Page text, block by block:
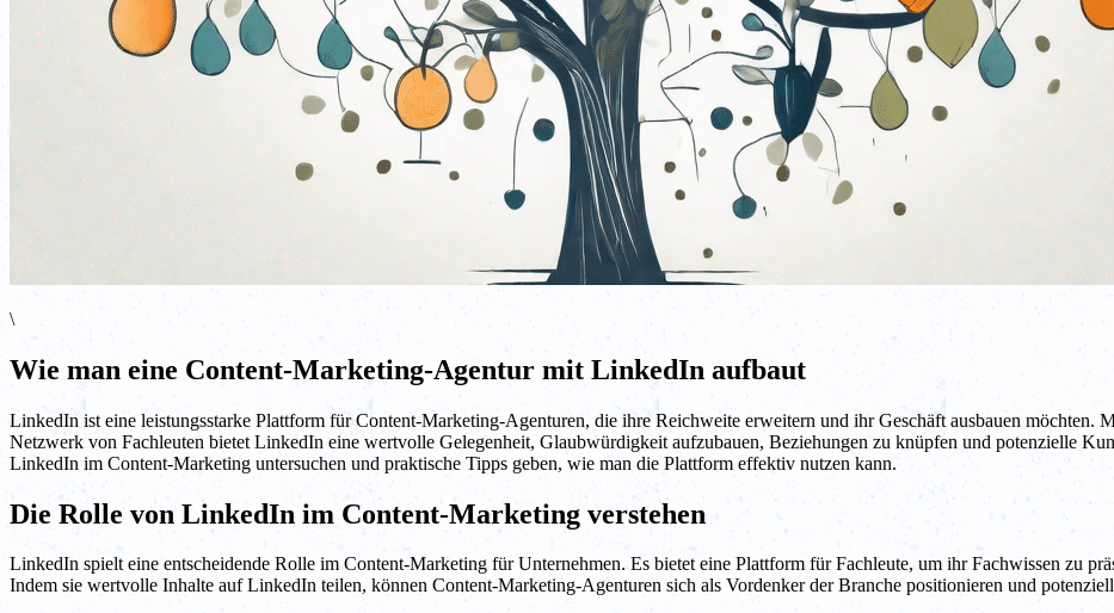
\
Wie man eine Content-Marketing-Agentur mit LinkedIn aufbaut
LinkedIn ist eine leistungsstarke Plattform für Content-Marketing-Agenturen, die ihre Reichweite erweitern und ihr Geschäft ausbauen möchten.
Netzwerk von Fachleuten bietet LinkedIn eine wertvolle Gelegenheit, Glaubwürdigkeit aufzubauen, Beziehungen zu knüpfen und potenzielle
LinkedIn im Content-Marketing untersuchen und praktische Tipps geben, wie man die Plattform effektiv nutzen kann.
Die Rolle von LinkedIn im Content-Marketing verstehen
LinkedIn spielt eine entscheidende Rolle im Content-Marketing für Unternehmen. Es bietet eine Plattform für Fachleute, um ihr Fachwissen zu
Indem sie wertvolle Inhalte auf LinkedIn teilen, können Content-Marketing-Agenturen sich als Vordenker der Branche positionieren und